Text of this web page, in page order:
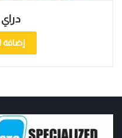
دراي
إضافة